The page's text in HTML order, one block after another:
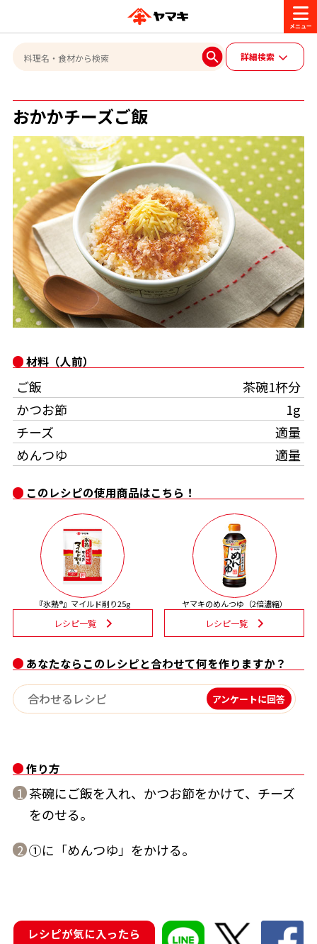
商品情報
ブランド一覧
ヤマキ『めんつゆ』 ヤマキ 割烹白だし
旨さ、別格。だし屋の鍋
サッと鍋® 楽チン鍋®
レシピ
おいしいレシピを探す
おいしいレシピトップ
主食レシピ
主菜レシピ
汁物レシピ
時短レシピ
おいしいレシピを商品から探す
めんつゆレシピ
割烹白だしレシピ
レシピ特設サイト
割烹白だしレシピ特集
だし巻き卵特集
かつお節・だしを楽しむ
かつお節・だしを知る
だしの取り方
かつお節の削り方
かつお節・だしをもっと知る
ヤマキ かつお節プラス®
かつお節・だしを楽しむ
CM・キャンペーン
CM
キャンペーン一覧
企業・採用情報
企業情報
- 百年対話
- ヤマキ かつお節プラス®
採用情報
- ジョブリターン制
お問い合わせ
ヤマキお客様相談室
オンラインショップ
コミュニティサイト
Global
詳細検索
おかかチーズご飯
このレシピの使用商品はこちら！
『氷熟®』マイルド削り25g
レシピ一覧
ヤマキのめんつゆ（2倍濃縮）
レシピ一覧
あなたならこのレシピと合わせて何を作りますか？
アンケートに回答
作り方
1 茶碗にご飯を入れ、かつお節をかけて、チーズ
をのせる。
2 ①に「めんつゆ」をかける。
材料（人前）
ご飯
茶碗1杯分
かつお節
1g
チーズ
適量
めんつゆ
適量
レシピが気に入ったら